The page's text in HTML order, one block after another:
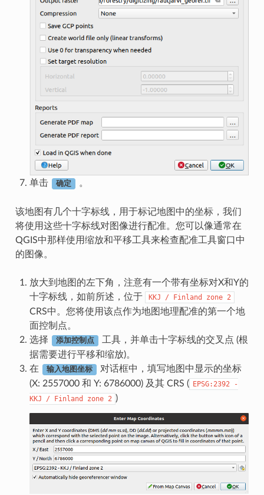
单击 确定 。
该地图有几个十字标线，用于标记地图中的坐标，我们
将使用这些十字标线对图像进行配准。您可以像通常在
QGIS中那样使用缩放和平移工具来检查配准工具窗口中
的图像。
放大到地图的左下角，注意有一个带有坐标对X和Y的
十字标线，如前所述，位于
KKJ / Finland zone 2
CRS中。您将使用该点作为地图地理配准的第一个地
面控制点。
选择
添加控制点
工具，并单击十字标线的交叉点 (根
据需要进行平移和缩放)。
在
输入地图坐标
对话框中，填写地图中显示的坐标
(X: 2557000 和 Y: 6786000) 及其 CRS ( EPSG:2392
-
KKJ
/ Finland zone 2 )